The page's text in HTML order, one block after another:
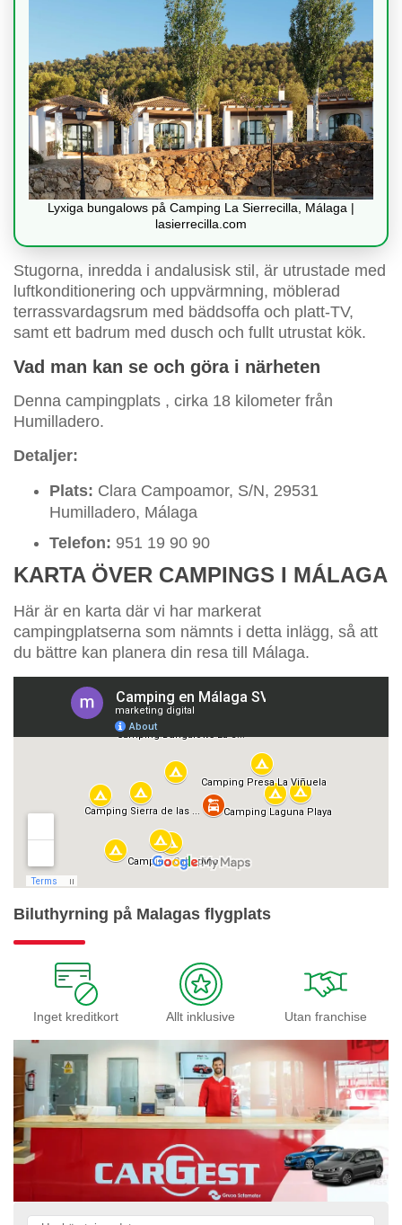
Lyxiga bungalows på Camping La Sierrecilla, Málaga |
lasierrecilla.com
Stugorna, inredda i andalusisk stil, är utrustade med
luftkonditionering och uppvärmning, möblerad
terrassvardagsrum med bäddsoffa och platt-TV,
samt ett badrum med dusch och fullt utrustat kök.
Vad man kan se och göra i närheten
Denna campingplats , cirka 18 kilometer från
Humilladero.
Detaljer:
Plats: Clara Campoamor, S/N, 29531
Humilladero, Málaga
Telefon: 951 19 90 90
KARTA ÖVER CAMPINGS I MÁLAGA
Här är en karta där vi har markerat
campingplatserna som nämnts i detta inlägg, så att
du bättre kan planera din resa till Málaga.
Biluthyrning på Malagas flygplats
Inget kreditkort Allt inklusive Utan franchise